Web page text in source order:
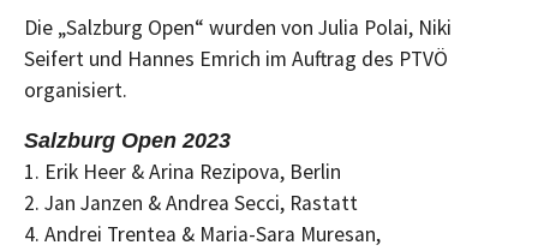
Die „Salzburg Open“ wurden von Julia Polai, Niki
Seifert und Hannes Emrich im Auftrag des PTVÖ
organisiert.
Salzburg Open 2023
1. Erik Heer & Arina Rezipova, Berlin
2. Jan Janzen & Andrea Secci, Rastatt
4. Andrei Trentea & Maria-Sara Muresan,